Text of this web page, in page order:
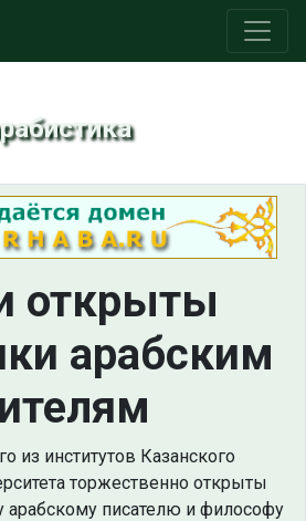
открыты
арабским
из институтов Казанского
торжественно открыты
арабскому писателю и философу